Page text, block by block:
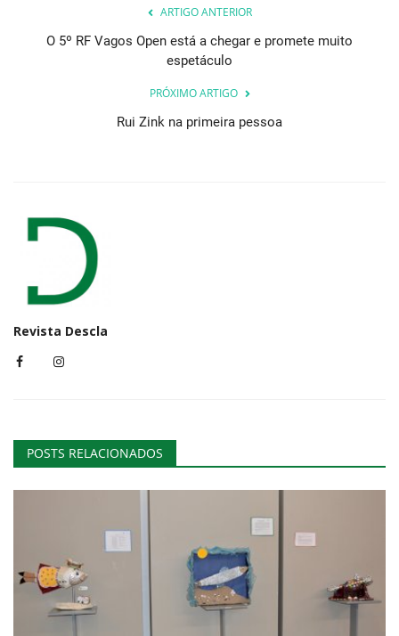
ARTIGO ANTERIOR
O 5º RF Vagos Open está a chegar e promete muito
espetáculo
PRÓXIMO ARTIGO
Rui Zink na primeira pessoa
Revista Descla
POSTS RELACIONADOS